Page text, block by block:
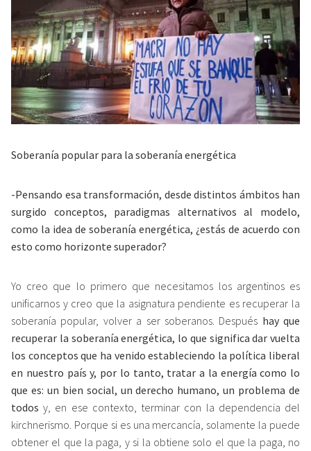
Soberanía popular para la soberanía energética
-Pensando esa transformación, desde distintos ámbitos han
surgido conceptos, paradigmas alternativos al modelo,
como la idea de soberanía energética, ¿estás de acuerdo con
esto como horizonte superador?
Yo creo que lo primero que necesitamos los argentinos es
unificarnos y creo que la asignatura pendiente es recuperar la
soberanía popular, volver a ser soberanos. Después hay que
recuperar la soberanía energética, lo que significa dar vuelta
los conceptos que ha venido estableciendo la política liberal
en nuestro país y, por lo tanto, tratar a la energía como lo
que es: un bien social, un derecho humano, un problema de
todosy, en ese contexto, terminar con la dependencia del
kirchnerismo. Porque si es una mercancía, solamente la puede
obtener el que la paga, y si la obtiene solo el que la paga, no